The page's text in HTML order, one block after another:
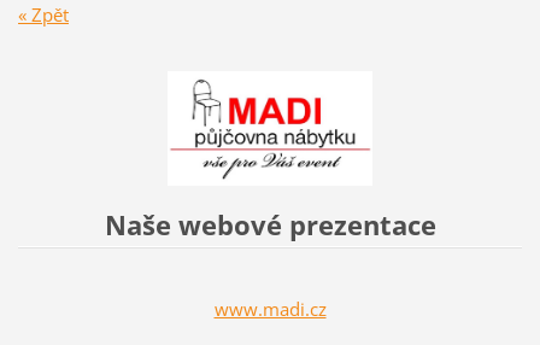
« Zpět
Naše webové prezentace
www.madi.cz